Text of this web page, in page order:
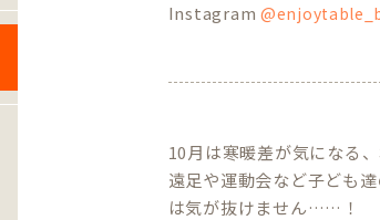
Instagram
10月は寒暖差が気になる
遠足や運動会など子ども
は気が抜けません……！